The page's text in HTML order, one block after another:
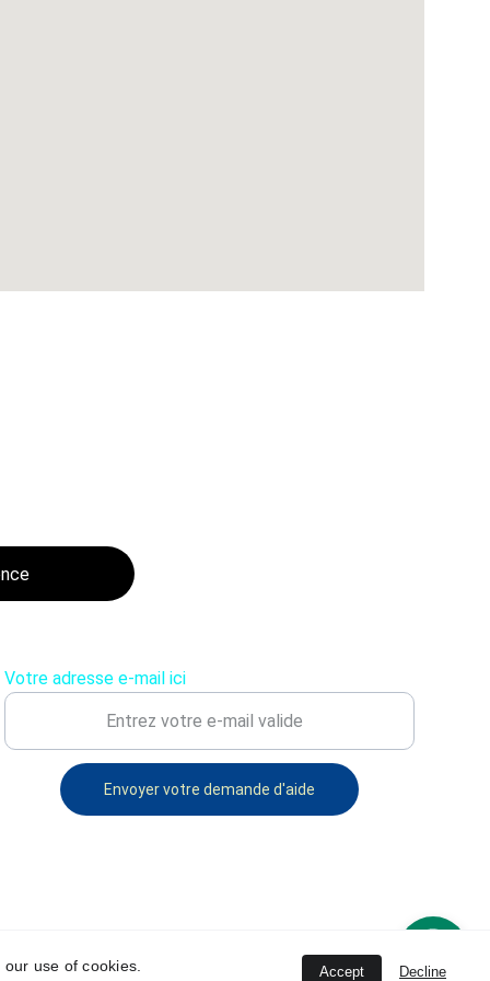
Votre adresse e-mail ici
Envoyer votre demande d'aide
use of cookies. Accept Decline